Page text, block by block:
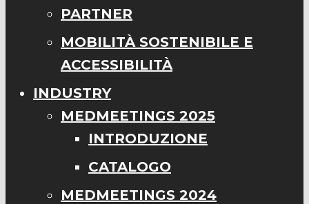
PARTNER
MOBILITÀ SOSTENIBILE E
ACCESSIBILITÀ
INDUSTRY
MEDMEETINGS 2025
INTRODUZIONE
CATALOGO
MEDMEETINGS 2024